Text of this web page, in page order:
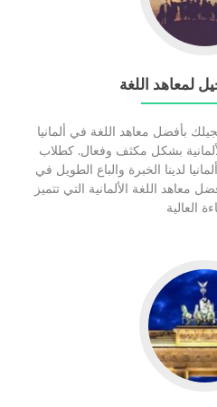
لمعاهد اللغة
بأفضل معاهد اللغة في ألمانيا
بشكل مكثف وفعال. كطلاب
لدينا الخبرة والباع الطويل في
معاهد اللغة الألمانية التي تتميز
العالية
to